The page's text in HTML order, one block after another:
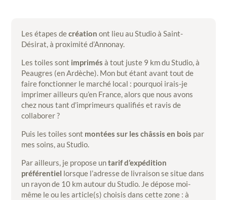
Les étapes decréation ont lieu au Studio à Saint-
Désirat, à proximité d’Annonay.
Les toiles sont imprimés à tout juste 9 km du Studio, à
Peaugres (en Ardèche). Mon but étant avant tout de
faire fonctionner le marché local : pourquoi irais-je
imprimer ailleurs qu’en France, alors que nous avons
chez nous tant d’imprimeurs qualifiés et ravis de
collaborer ?
Puis les toiles sont montées sur les châssis en bois par
mes soins, au Studio.
Par ailleurs, je propose untarif d’expédition
préférentiel lorsque l’adresse de livraison se situe dans
un rayon de 10 km autour du Studio. Je dépose moi-
même le ou les article(s) choisis dans cette zone : à